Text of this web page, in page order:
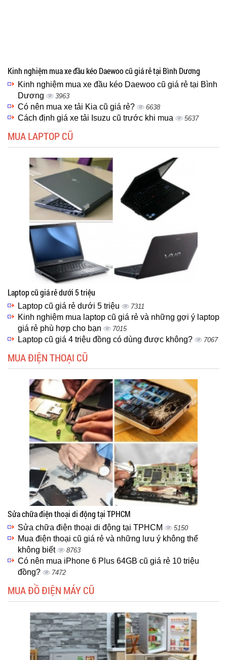
Kinh nghiệm mua xe đầu kéo Daewoo cũ giá rẻ tại Bình Dương
Kinh nghiệm mua xe đầu kéo Daewoo cũ giá rẻ tại Bình
Dương
3963
Có nên mua xe tải Kia cũ giá rẻ? 6638
Cách định giá xe tải Isuzu cũ trước khi mua 5637
MUA LAPTOP CŨ
Laptop cũ giá rẻ dưới 5 triệu
Laptop cũ giá rẻ dưới 5 triệu 7311
Kinh nghiệm mua laptop cũ giá rẻ và những gợi ý laptop
giá rẻ phù hợp cho bạn
7015
Laptop cũ giá 4 triệu đồng có dùng được không? 7067
MUA ĐIỆN THOẠI CŨ
Sửa chữa điện thoại di động tại TPHCM
Sửa chữa điện thoại di động tại TPHCM 5150
Mua điện thoại cũ giá rẻ và những lưu ý không thể
không biết
8763
Có nên mua iPhone 6 Plus 64GB cũ giá rẻ 10 triệu
đồng?
7472
MUA ĐỒ ĐIỆN MÁY CŨ